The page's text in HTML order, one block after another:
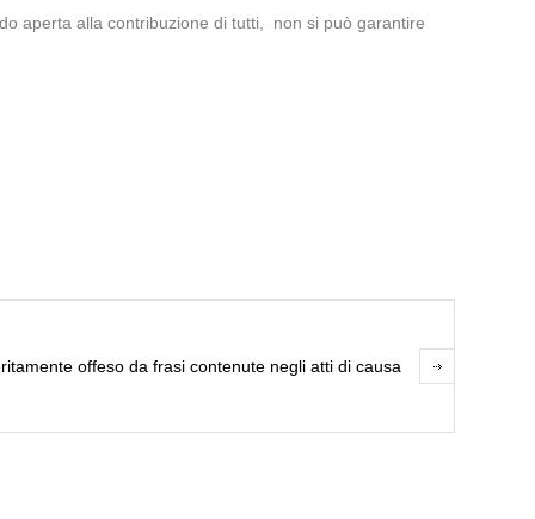
aperta alla contribuzione di tutti, non si può garantire
offeso da frasi contenute negli atti di causa